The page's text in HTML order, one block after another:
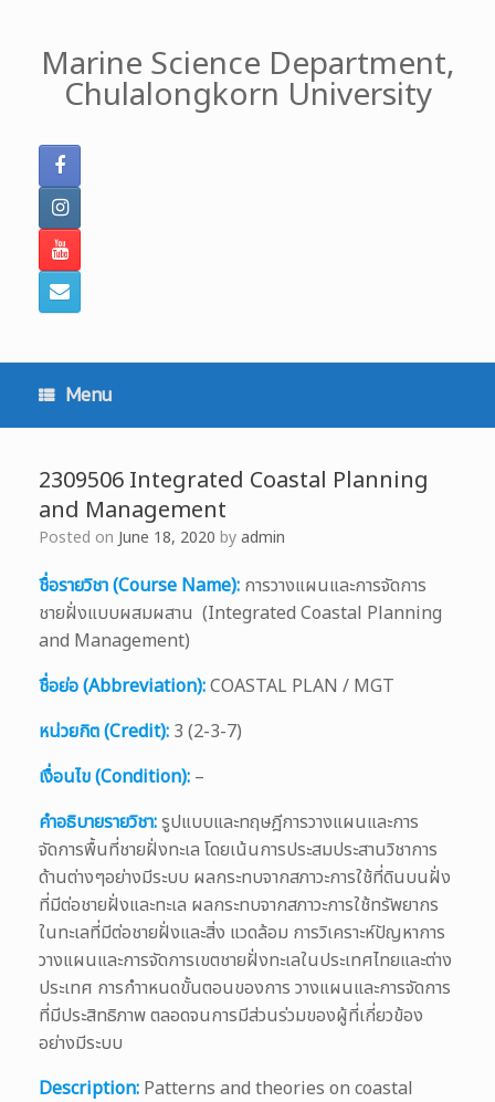
contentMarine Science Department,
Chulalongkorn University
Menu
2309506 Integrated Coastal Planning
and Management
Posted on June 18, 2020 byadmin
ชื่อรายวิชา (Course Name): การวางแผนและการจัดการ
ชายฝั่งแบบผสมผสาน (Integrated Coastal Planning
and Management)
ชื่อย่อ (Abbreviation):COASTAL PLAN / MGT
หน่วยกิต (Credit): 3 (2-3-7)
เงื่อนไข (Condition): –
คำอธิบายรายวิชา:รูปแบบและทฤษฎีการวางแผนและการ
จัดการพื้นที่ชายฝั่งทะเล โดยเน้นการประสมประสานวิชาการ
ด้านต่างๆอย่างมีระบบ ผลกระทบจากสภาวะการใช้ที่ดินบนฝั่ง
ที่มีต่อชายฝั่งและทะเล ผลกระทบจากสภาวะการใช้ทรัพยากร
ในทะเลที่มีต่อชายฝั่งและสิ่ง แวดล้อม การวิเคราะห์ปัญหาการ
วางแผนและการจัดการเขตชายฝั่งทะเลในประเทศไทยและต่าง
ประเทศ การกำาหนดขั้นตอนของการ วางแผนและการจัดการ
ที่มีประสิทธิภาพ ตลอดจนการมีส่วนร่วมของผู้ที่เกี่ยวข้อง
อย่างมีระบบ
Description: Patterns and theories on coastal